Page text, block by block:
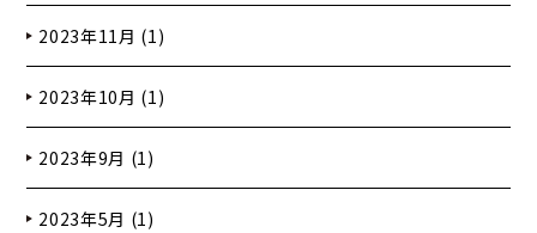
2023年11月 (1)
2023年10月 (1)
2023年9月 (1)
2023年5月 (1)